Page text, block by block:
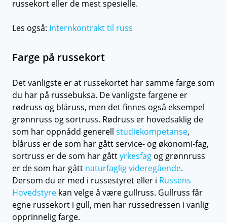
russekort eller de mest spesielle.
Les også: Internkontrakt til russ
Farge på russekort
Det vanligste er at russekortet har samme farge som
du har på russebuksa. De vanligste fargene er
rødruss og blåruss, men det finnes også eksempel
grønnruss og sortruss. Rødruss er hovedsaklig de
som har oppnådd generell studiekompetanse,
blåruss er de som har gått service- og økonomi-fag,
sortruss er de som har gåttyrkesfag og grønnruss
er de som har gått naturfaglig videregående.
Dersom du er med i russestyret eller i Russens
Hovedstyre kan velge å være gullruss. Gullruss får
egne russekort i gull, men har russedressen i vanlig
opprinnelig farge.